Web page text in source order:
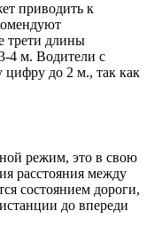
приводить к
трети длины
4 м. Водители с
цифру до 2 м., так как
режим, это в свою
расстояния между
состоянием дороги,
до впереди